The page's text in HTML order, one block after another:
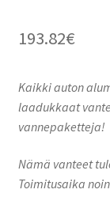
193.82€
Kaikki auton
laadukkaat
vannepaketteja!
Nämä vanteet
Toimitusaika